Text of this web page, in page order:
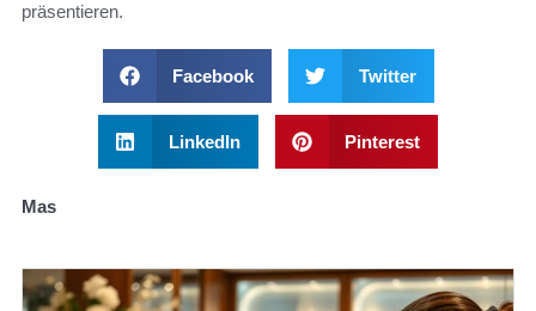
präsentieren.
Facebook Twitter
LinkedIn Pinterest
Mas